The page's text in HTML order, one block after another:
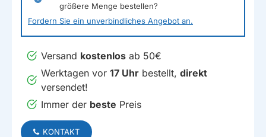
größere Menge bestellen?
Fordern Sie ein unverbindliches Angebot an.
Versand kostenlos ab 50€
Werktagen vor 17 Uhr bestellt, direkt
versendet!
Immer der beste Preis
KONTAKT